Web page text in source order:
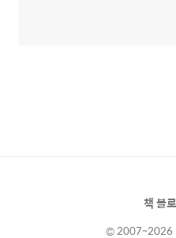
책 블
© 2007~2026